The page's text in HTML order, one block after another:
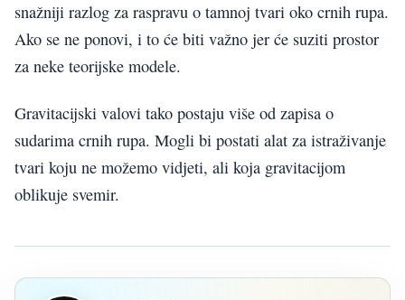
snažniji razlog za raspravu o tamnoj tvari oko crnih rupa.
Ako se ne ponovi, i to će biti važno jer će suziti prostor
za neke teorijske modele.
Gravitacijski valovi tako postaju više od zapisa o
sudarima crnih rupa. Mogli bi postati alat za istraživanje
tvari koju ne možemo vidjeti, ali koja gravitacijom
oblikuje svemir.